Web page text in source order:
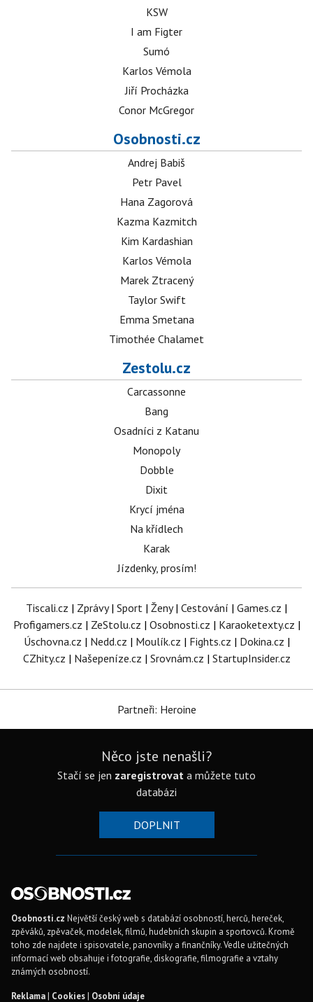
KSW
I am Figter
Sumó
Karlos Vémola
Jiří Procházka
Conor McGregor
Osobnosti.cz
Andrej Babiš
Petr Pavel
Hana Zagorová
Kazma Kazmitch
Kim Kardashian
Karlos Vémola
Marek Ztracený
Taylor Swift
Emma Smetana
Timothée Chalamet
Zestolu.cz
Carcassonne
Bang
Osadníci z Katanu
Monopoly
Dobble
Dixit
Krycí jména
Na křídlech
Karak
Jízdenky, prosím!
Tiscali.cz | Zprávy| Sport | Ženy| Cestování | Games.cz |
Profigamers.cz | ZeStolu.cz | Osobnosti.cz | Karaoketexty.cz |
Úschovna.cz | Nedd.cz | Moulík.cz | Fights.cz | Dokina.cz |
CZhity.cz | Našepeníze.cz | Srovnám.cz | StartupInsider.cz
Partneři: Heroine
Něco jste nenašli?
Stačí se jen zaregistrovat a můžete tuto
databázi
DOPLNIT
Osobnosti.cz Největší český web s databází osobností, herců, hereček,
zpěváků, zpěvaček, modelek, filmů, hudebních skupin a sportovců. Kromě
toho zde najdete i spisovatele, panovníky a finančníky. Vedle užitečných
informací web obsahuje i fotografie, diskografie, filmografie a vztahy
známých osobností.
Reklama| Cookies| Osobní údaje